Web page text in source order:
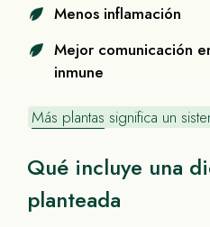
Menos inflamación
Mejor comunicación
inmune
Más plantas significa un
Qué incluye una
planteada